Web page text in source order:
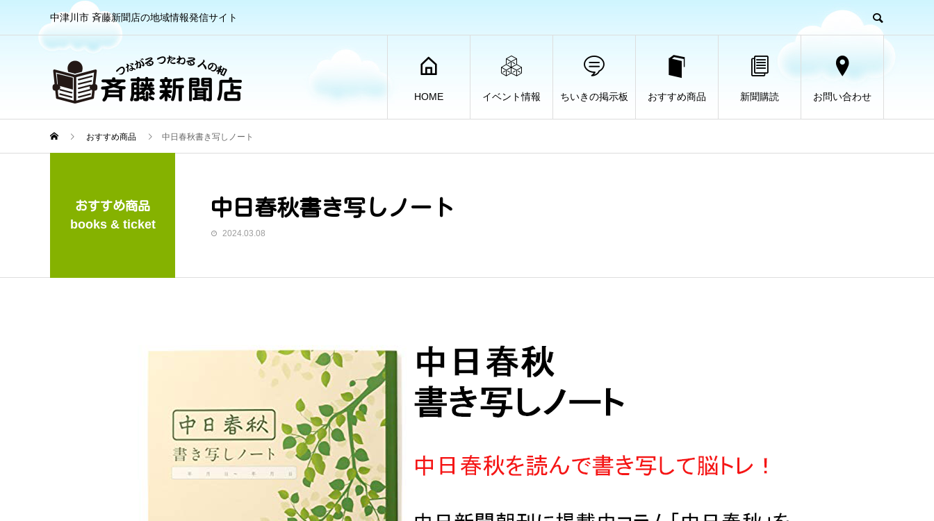
中津川市 斉藤新聞店の地域情報発信サイト
HOME イベント情報 ちいきの掲示板 おすすめ商品 新聞購読 お問い合わせ
おすすめ商品 中日春秋書き写しノート
おすすめ商品
books & ticket
中日春秋書き写しノート
2024.03.08